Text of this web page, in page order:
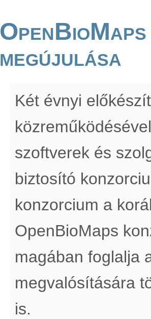
megújulása
Két évnyi
szoftverek és
biztosító
konzorcium a
OpenBioMaps
magában foglalja
megvalósítására
is.